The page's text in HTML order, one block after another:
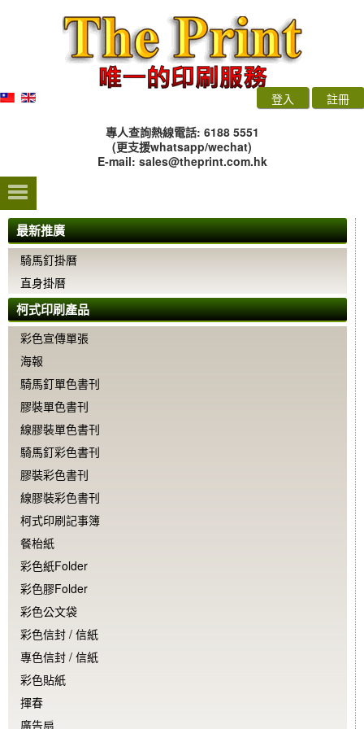
登入 註冊
專人查詢熱線電話: 6188 5551
(更支援whatsapp/wechat)
E-mail: sales@theprint.com.hk
最新推廣
騎馬釘掛曆
直身掛曆
柯式印刷產品
彩色宣傳單張
海報
騎馬釘單色書刊
膠裝單色書刊
線膠裝單色書刊
騎馬釘彩色書刊
膠裝彩色書刊
線膠裝彩色書刊
柯式印刷記事簿
餐枱紙
彩色紙Folder
彩色膠Folder
彩色公文袋
彩色信封 / 信紙
專色信封 / 信紙
彩色貼紙
揮春
廣告扇